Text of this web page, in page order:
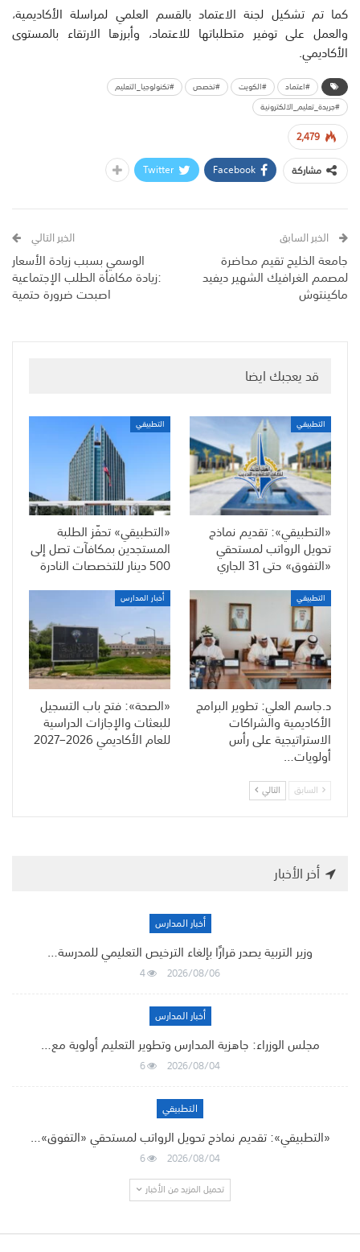
كما تم تشكيل لجنة الاعتماد بالقسم العلمي لمراسلة الأكاديمية،
والعمل على توفير متطلباتها للاعتماد، وأبرزها الارتقاء بالمستوى
الأكاديمي.
#اعتماد #الكويت #تخصص
#تكنولوجيا_التعليم
#جريدة_تعليم_الالكترونية
2,479
مشاركة
Facebook
Twitter
الخبر السابق
جامعة الخليج تقيم محاضرة
لمصمم الغرافيك الشهير ديفيد
ماكينتوش
الخبر التالي
الوسمي بسبب زيادة الأسعار
:زيادة مكافأة الطلب الإجتماعية
اصبحت ضرورة حتمية
قد يعجبك ايضا
التطبيقي
«التطبيقي»: تقديم نماذج
تحويل الرواتب لمستحقي
«التفوق» حتى 31 الجاري
التطبيقي
«التطبيقي» تحفّز الطلبة
المستجدين بمكافآت تصل إلى
500 دينار للتخصصات النادرة
التطبيقي
د.جاسم العلي: تطوير البرامج
الأكاديمية والشراكات
الاستراتيجية على رأس
أولويات…
أخبار المدارس
«الصحة»: فتح باب التسجيل
للبعثات والإجازات الدراسية
للعام الأكاديمي 2026–2027
السابق التالي
أخر الأخبار
أخبار المدارس
وزير التربية يصدر قرارًا بإلغاء الترخيص التعليمي للمدرسة…
2026/08/06
4
أخبار المدارس
مجلس الوزراء: جاهزية المدارس وتطوير التعليم أولوية مع…
2026/08/04
6
التطبيقي
«التطبيقي»: تقديم نماذج تحويل الرواتب لمستحقي «التفوق»…
2026/08/04
6
تحميل المزيد من الأخبار